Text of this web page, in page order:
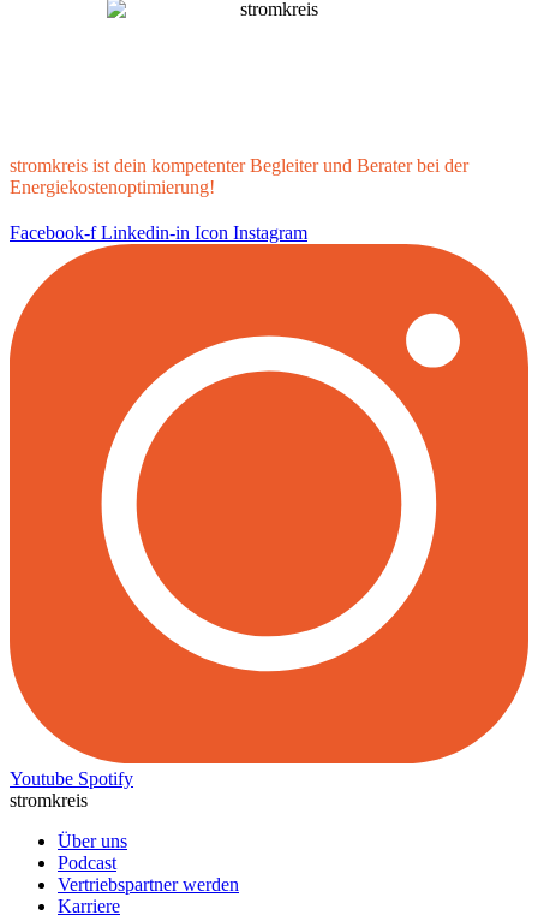
stromkreis ist dein kompetenter Begleiter und Berater bei der
Energiekostenoptimierung!
Facebook-f Linkedin-in Icon Instagram
Youtube Spotify
stromkreis
Über uns
Podcast
Vertriebspartner werden
Karriere